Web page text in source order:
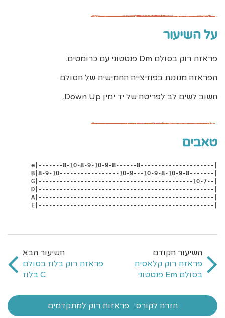
על השיעור
פראזת רוק בסולם Dm פנטטוני עם כרומטים.
הפראזה מנוגנת בפוזיצייה החמישית של הסולם.
חשוב לשים לב לפריטה של יד ימין Down Up.
טאבים
e|-------8-10-8-9-10-9-8------8---------------------|
E|--------------------------------------------------|
פראזת רוק קלאסית
בסולם Em פנטטוני
פראזת רוק בלוז בסולם
C בלוז
חזרה לקורס: פראזות רוק למתקדמים